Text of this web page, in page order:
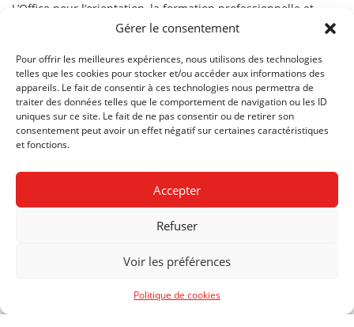
Gérer le consentement
Pour offrir les meilleures expériences, nous utilisons des technologies
telles que les cookies pour stocker et/ou accéder aux informations des
appareils. Le fait de consentir à ces technologies nous permettra de
traiter des données telles que le comportement de navigation ou les ID
uniques sur ce site. Le fait de ne pas consentir ou de retirer son
consentement peut avoir un effet négatif sur certaines caractéristiques
et fonctions.
Accepter
Refuser
Voir les préférences
Politique de cookies
L’Office pour l’orientation, la formation professionnelle et
continue (OFPC) a le plaisir de vous inviter à la cérémonie de
attestations fédérales de formation professionnelle (AFP).
Le pôleTechniqueest mis à l’honneur cette année, avec la
participation des Centres de formation professionnelle
genevois.
Au programme : Artistes déambulants, fanfare latino,
spectacles, selfiematon, mosaïque photo participative et
genevois Cinzia Cattaneo et Thibaud Agoston.
Arena Genève